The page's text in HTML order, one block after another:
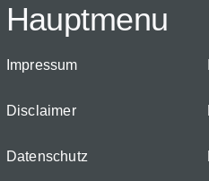
Hauptmenu
Impressum
Disclaimer
Datenschutz